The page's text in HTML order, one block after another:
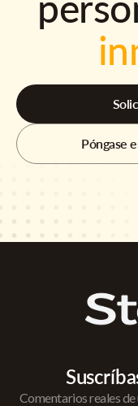
Póngase
Comentarios reales